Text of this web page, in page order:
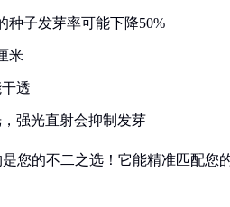
种子发芽率可能下降50%
米
透
强光直射会抑制发芽
您的不二之选！它能精准匹配您